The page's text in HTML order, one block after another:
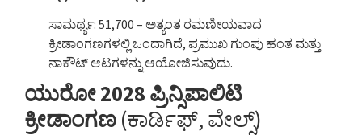
ಸಾಮರ್ಥ್ಯ: 51,700 – ಅತ್ಯಂತ ರಮಣೀಯವಾದ
ಕ್ರೀಡಾಂಗಣಗಳಲ್ಲಿ ಒಂದಾಗಿದೆ, ಪ್ರಮುಖ ಗುಂಪು ಹಂತ ಮತ್ತು
ನಾಕೌಟ್ ಆಟಗಳನ್ನು ಆಯೋಜಿಸುವುದು.
ಯುರೋ 2028 ಪ್ರಿನ್ಸಿಪಾಲಿಟಿ
ಕ್ರೀಡಾಂಗಣ (ಕಾರ್ಡಿಫ್, ವೇಲ್ಸ್)